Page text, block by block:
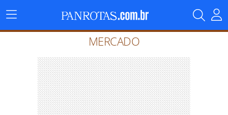
Menu
Principal
MERCADO